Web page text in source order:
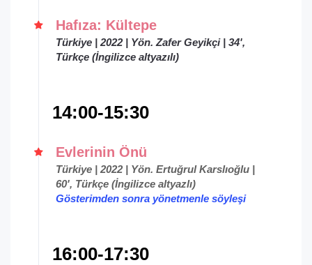
Hafıza: Kültepe
Türkiye | 2022 | Yön. Zafer Geyikçi | 34',
Türkçe (İngilizce altyazılı)
14:00-15:30
Evlerinin Önü
Türkiye | 2022 | Yön. Ertuğrul Karslıoğlu |
60', Türkçe (İngilizce altyazlı)
Gösterimden sonra yönetmenle söyleşi
16:00-17:30